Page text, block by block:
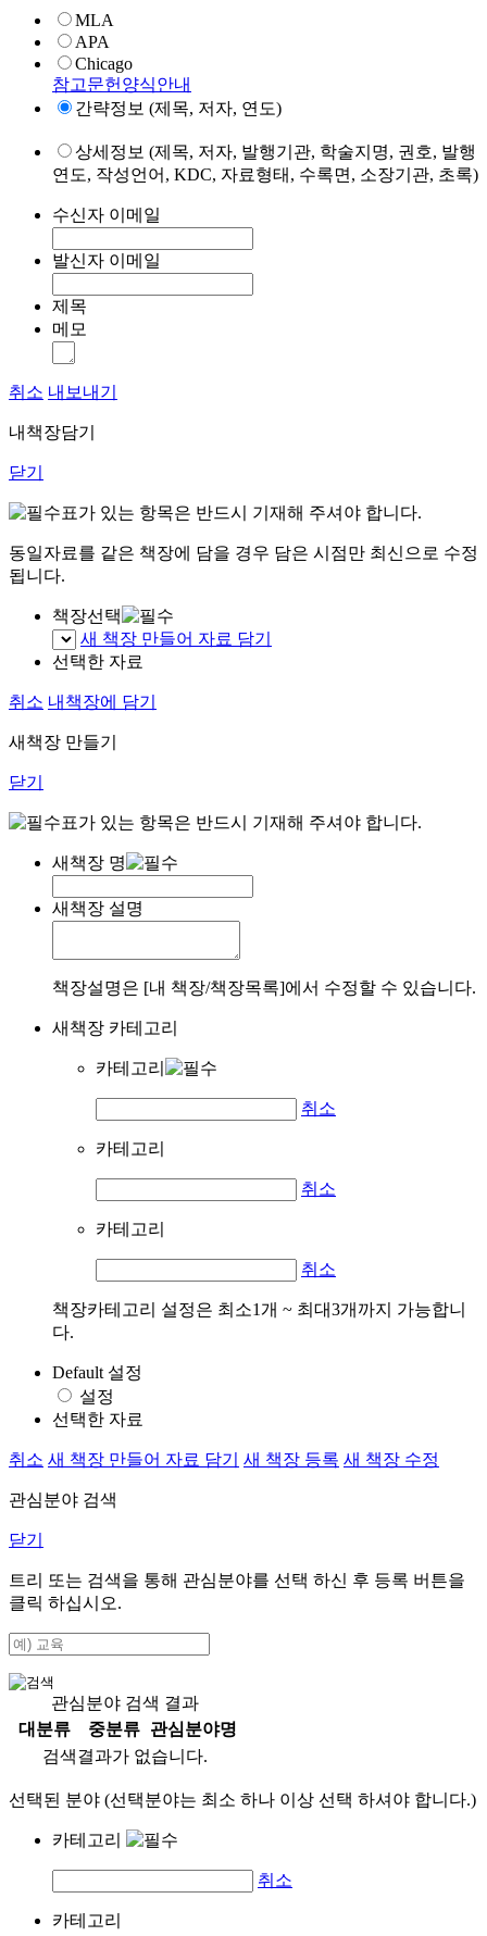
MLA
APA
Chicago
참고문헌양식안내
간략정보 (제목, 저자, 연도)
상세정보 (제목, 저자, 발행기관, 학술지명, 권호, 발행
연도, 작성언어, KDC, 자료형태, 수록면, 소장기관, 초록)
수신자 이메일
발신자 이메일
제목
메모
취소 내보내기
내책장담기
닫기
표가 있는 항목은 반드시 기재해 주셔야 합니다.
동일자료를 같은 책장에 담을 경우 담은 시점만 최신으로 수정
됩니다.
책장선택
새 책장 만들어 자료 담기
선택한 자료
취소 내책장에 담기
새책장 만들기
닫기
표가 있는 항목은 반드시 기재해 주셔야 합니다.
새책장 명
새책장 설명
책장설명은 [내 책장/책장목록]에서 수정할 수 있습니다.
새책장 카테고리
카테고리
취소
카테고리
취소
카테고리
취소
책장카테고리 설정은 최소1개 ~ 최대3개까지 가능합니
다.
Default 설정
설정
선택한 자료
취소 새 책장 만들어 자료 담기 새 책장 등록 새 책장 수정
관심분야 검색
닫기
트리 또는 검색을 통해 관심분야를 선택 하신 후 등록 버튼을
클릭 하십시오.
관심분야 검색 결과
대분류
중분류
관심분야명
검색결과가 없습니다.
선택된 분야 (선택분야는 최소 하나 이상 선택 하셔야 합니다.)
카테고리
취소
카테고리